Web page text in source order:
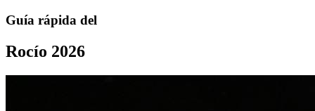
Guía rápida del
Rocío 2026